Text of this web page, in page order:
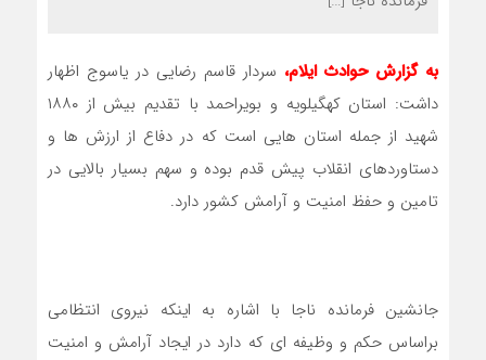
به گزارش حوادث ایلام، سردار قاسم رضایی در یاسوج اظهار
داشت: استان کهگیلویه و بویراحمد با تقدیم بیش از ۱۸۸۰
شهید از جمله استان هایی است که در دفاع از ارزش ها و
دستاوردهای انقلاب پیش قدم بوده و سهم بسیار بالایی در
تامین و حفظ امنیت و آرامش کشور دارد.
جانشین فرمانده ناجا با اشاره به اینکه نیروی انتظامی
براساس حکم و وظیفه ای که دارد در ایجاد آرامش و امنیت